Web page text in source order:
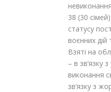
38 (30
статусу
воєнних дій
Взяті на
– в зв’язку
виконання
зв’язку з